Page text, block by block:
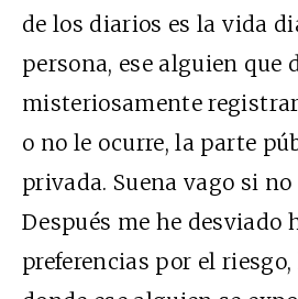
de los diarios es la vida
persona, ese alguien que
misteriosamente
o no le ocurre, la parte
privada. Suena vago si no
Después me he desviado
preferencias por el